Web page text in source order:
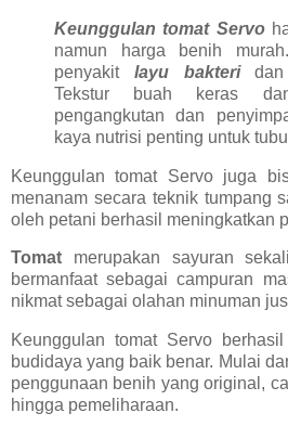
Keunggulan tomat Servo
namun harga benih
penyakit layu bakteri
Tekstur buah keras
pengangkutan dan
kaya nutrisi penting untuk
Keunggulan tomat Servo juga
menanam secara teknik tumpang
oleh petani berhasil meningkatkan
Tomat merupakan sayuran
bermanfaat sebagai campuran
nikmat sebagai olahan minuman
Keunggulan tomat Servo
budidaya yang baik benar. Mulai
penggunaan benih yang original,
hingga pemeliharaan.